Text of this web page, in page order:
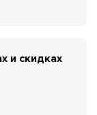
и скидках